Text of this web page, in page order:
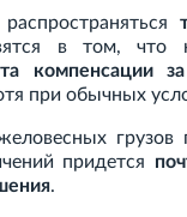
в том, что
компенсации
при обычных
придется
.